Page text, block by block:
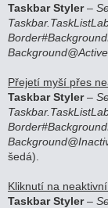
Taskbar Styler–
Přejetí myší přes
Taskbar Styler–
šedá).
Kliknutí na
Taskbar Styler–